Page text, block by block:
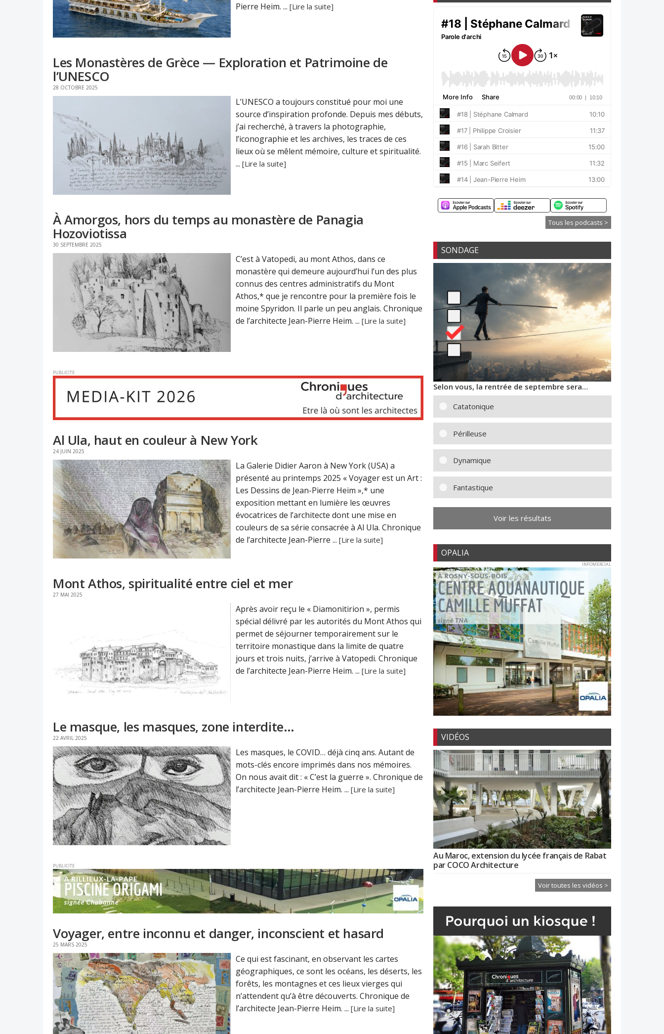
Pierre Heim. ... [Lire la suite]
Les Monastères de Grèce — Exploration et Patrimoine de
l’UNESCO
28 OCTOBRE 2025
L’UNESCO a toujours constitué pour moi une
source d’inspiration profonde. Depuis mes débuts,
j’ai recherché, à travers la photographie,
l’iconographie et les archives, les traces de ces
lieux où se mêlent mémoire, culture et spiritualité.
... [Lire la suite]
À Amorgos, hors du temps au monastère de Panagia
Hozoviotissa
30 SEPTEMBRE 2025
C’est à Vatopedi, au mont Athos, dans ce
monastère qui demeure aujourd’hui l’un des plus
connus des centres administratifs du Mont
Athos,* que je rencontre pour la première fois le
moine Spyridon. Il parle un peu anglais. Chronique
de l’architecte Jean-Pierre Heim. ... [Lire la suite]
PUBLICITE
Al Ula, haut en couleur à New York
24 JUIN 2025
La Galerie Didier Aaron à New York (USA) a
présenté au printemps 2025 « Voyager est un Art :
Les Dessins de Jean-Pierre Heim »,* une
exposition mettant en lumière les œuvres
évocatrices de l’architecte dont une mise en
couleurs de sa série consacrée à Al Ula. Chronique
de l’architecte Jean-Pierre ... [Lire la suite]
Mont Athos, spiritualité entre ciel et mer
27 MAI 2025
Après avoir reçu le « Diamonitirion », permis
spécial délivré par les autorités du Mont Athos qui
permet de séjourner temporairement sur le
territoire monastique dans la limite de quatre
jours et trois nuits, j’arrive à Vatopedi. Chronique
de l’architecte Jean-Pierre Heim. ... [Lire la suite]
Le masque, les masques, zone interdite…
22 AVRIL 2025
Les masques, le COVID… déjà cinq ans. Autant de
mots-clés encore imprimés dans nos mémoires.
On nous avait dit : « C’est la guerre ». Chronique de
l’architecte Jean-Pierre Heim. ... [Lire la suite]
PUBLICITE
Voyager, entre inconnu et danger, inconscient et hasard
25 MARS 2025
Ce qui est fascinant, en observant les cartes
géographiques, ce sont les océans, les déserts, les
forêts, les montagnes et ces lieux vierges qui
n’attendent qu’à être découverts. Chronique de
l’architecte Jean-Pierre Heim. ... [Lire la suite]
Tous les podcasts >
SONDAGE
Selon vous, la rentrée de septembre sera…
Catatonique
Périlleuse
Dynamique
Fantastique
Voir les résultats
OPALIA
INFOMERCIAL
VIDÉOS
Au Maroc, extension du lycée français de Rabat
par COCO Architecture
Voir toutes les vidéos >